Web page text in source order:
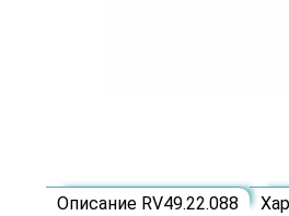
Описание RV49.22.088